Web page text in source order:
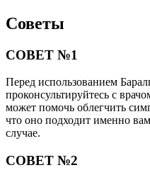
Советы
СОВЕТ №1
Перед использованием
проконсультируйтесь с
может помочь облегчить
что оно подходит именно
случае.
СОВЕТ №2